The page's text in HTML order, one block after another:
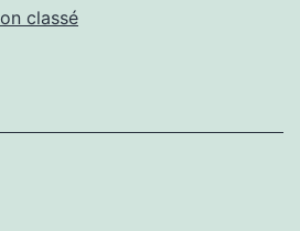
classé